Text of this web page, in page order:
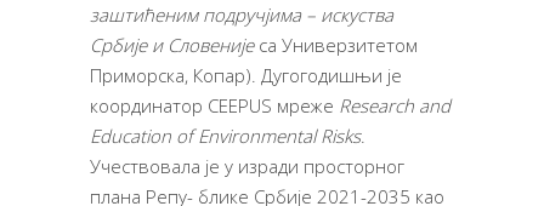
заштићеним подручјима – искуства
Србије и Словеније са Универзитетом
Приморска, Копар). Дугогодишњи је
координатор CEEPUS мреже Research and
Education of Environmental Risks.
Учествовала је у изради просторног
плана Репу- блике Србије 2021-2035 као